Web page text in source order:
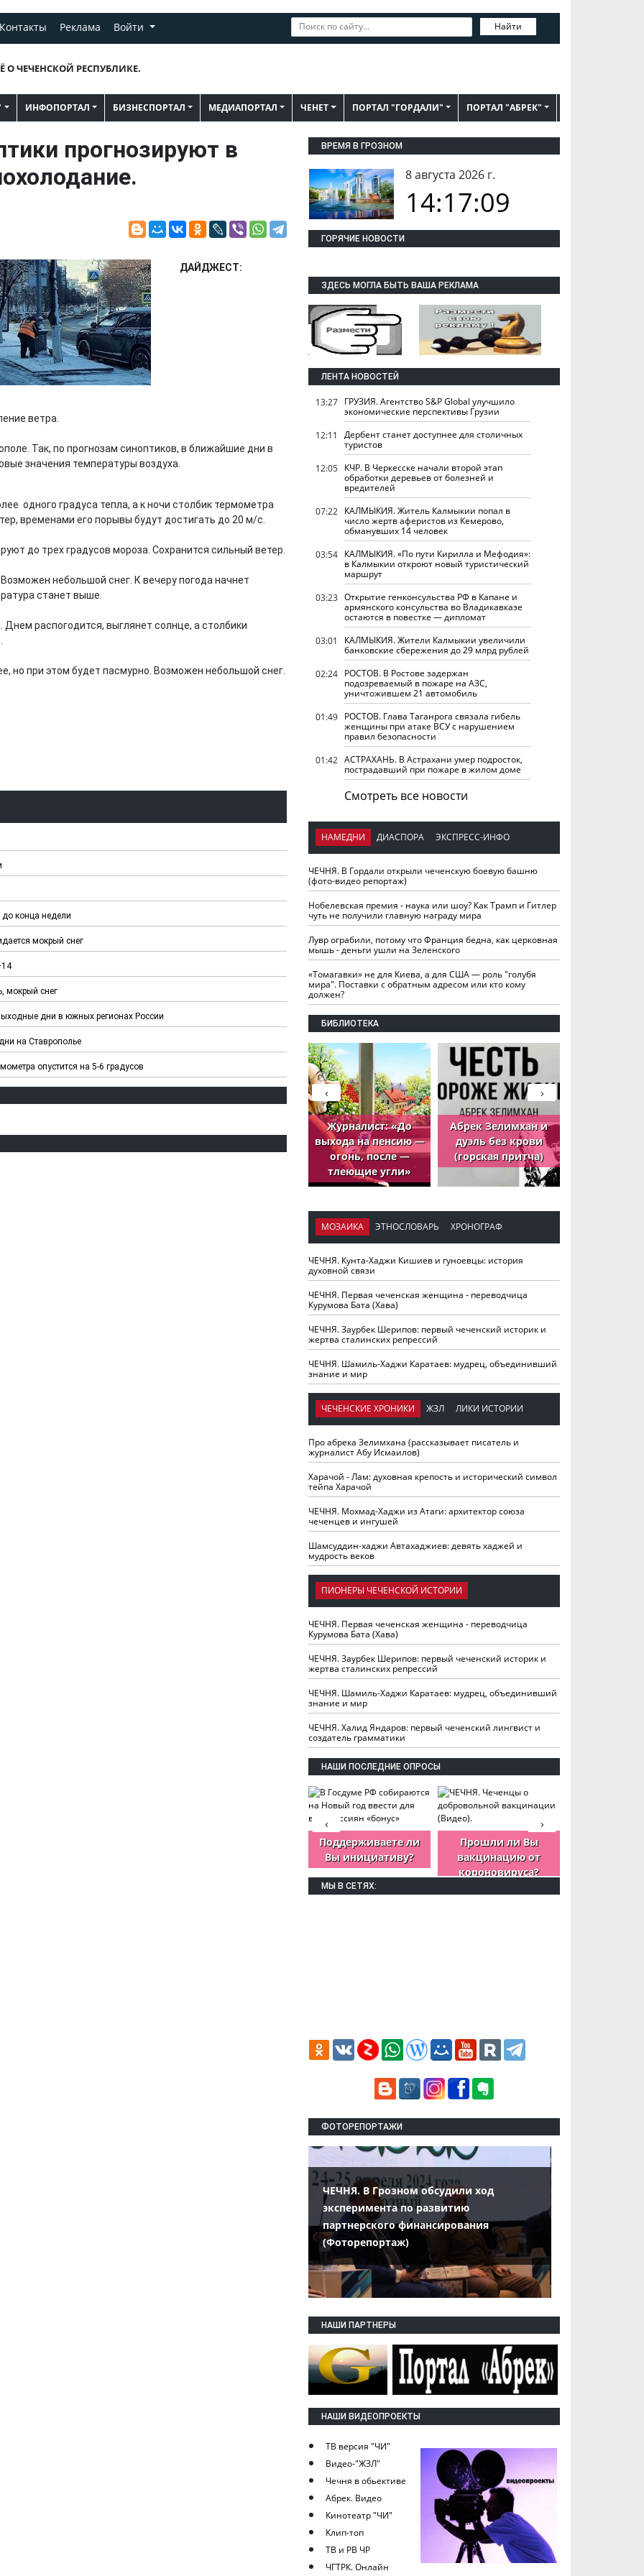
Контакты Реклама Войти Найти
О ЧЕЧЕНСКОЙ РЕСПУБЛИКЕ.
ИНФОПОРТАЛ БИЗНЕСПОРТАЛ МЕДИАПОРТАЛ ЧЕНЕТ ПОРТАЛ "ГОРДАЛИ" ПОРТАЛ "АБРЕК"
прогнозируют в
ДАЙДЖЕСТ:
ветра.
Так, по прогнозам синоптиков, в ближайшие дни в
значения температуры воздуха.
одного градуса тепла, а к ночи столбик термометра
временами его порывы будут достигать до 20 м/с.
до трех градусов мороза. Сохранится сильный ветер.
небольшой снег. К вечеру погода начнет
станет выше.
распогодится, выглянет солнце, а столбики
но при этом будет пасмурно. Возможен небольшой снег.
до конца недели
мокрый снег
мокрый снег
дни в южных регионах России
на Ставрополье
опустится на 5-6 градусов
ВРЕМЯ В ГРОЗНОМ
8 августа 2026 г.
14:17:10
ГОРЯЧИЕ НОВОСТИ
ЗДЕСЬ МОГЛА БЫТЬ ВАША РЕКЛАМА
ЛЕНТА НОВОСТЕЙ
13:27 ГРУЗИЯ. Агентство S&P Global улучшило
экономические перспективы Грузии
12:11
Дербент станет доступнее для столичных
туристов
12:05 КЧР. В Черкесске начали второй этап
обработки деревьев от болезней и
вредителей
07:22 КАЛМЫКИЯ. Житель Калмыкии попал в
число жертв аферистов из Кемерово,
обманувших 14 человек
03:54 КАЛМЫКИЯ. «По пути Кирилла и Мефодия»:
в Калмыкии откроют новый туристический
маршрут
03:23 Открытие генконсульства РФ в Капане и
армянского консульства во Владикавказе
остаются в повестке — дипломат
03:01
КАЛМЫКИЯ. Жители Калмыкии увеличили
банковские сбережения до 29 млрд рублей
02:24 РОСТОВ. В Ростове задержан
подозреваемый в пожаре на АЗС,
уничтожившем 21 автомобиль
01:49 РОСТОВ. Глава Таганрога связала гибель
женщины при атаке ВСУ с нарушением
правил безопасности
01:42 АСТРАХАНЬ. В Астрахани умер подросток,
пострадавший при пожаре в жилом доме
Смотреть все новости
НАМЕДНИ ДИАСПОРА ЭКСПРЕСС-ИНФО
ЧЕЧНЯ. В Гордали открыли чеченскую боевую башню
(фото-видео репортаж)
Нобелевская премия - наука или шоу? Как Трамп и Гитлер
чуть не получили главную награду мира
Лувр ограбили, потому что Франция бедна, как церковная
мышь - деньги ушли на Зеленского
«Томагавки» не для Киева, а для США — роль "голубя
мира". Поставки с обратным адресом или кто кому
должен?
БИБЛИОТЕКА
Журналист: «До
выхода на пенсию —
огонь, после —
тлеющие угли»
Абрек Зелимхан и
дуэль без крови
(горская притча)
›
‹
МОЗАИКА ЭТНОСЛОВАРЬ ХРОНОГРАФ
ЧЕЧНЯ. Кунта-Хаджи Кишиев и гуноевцы: история
духовной связи
ЧЕЧНЯ. Первая чеченская женщина - переводчица
Курумова Бата (Хава)
ЧЕЧНЯ. Заурбек Шерипов: первый чеченский историк и
жертва сталинских репрессий
ЧЕЧНЯ. Шамиль-Хаджи Каратаев: мудрец, объединивший
знание и мир
ЧЕЧЕНСКИЕ ХРОНИКИ ЖЗЛ ЛИКИ ИСТОРИИ
Про абрека Зелимхана (рассказывает писатель и
журналист Абу Исмаилов)
Харачой - Лам: духовная крепость и исторический символ
тейпа Харачой
ЧЕЧНЯ. Мохмад-Хаджи из Атаги: архитектор союза
чеченцев и ингушей
Шамсуддин-хаджи Автахаджиев: девять хаджей и
мудрость веков
ПИОНЕРЫ ЧЕЧЕНСКОЙ ИСТОРИИ
ЧЕЧНЯ. Первая чеченская женщина - переводчица
Курумова Бата (Хава)
ЧЕЧНЯ. Заурбек Шерипов: первый чеченский историк и
жертва сталинских репрессий
ЧЕЧНЯ. Шамиль-Хаджи Каратаев: мудрец, объединивший
знание и мир
ЧЕЧНЯ. Халид Яндаров: первый чеченский лингвист и
создатель грамматики
НАШИ ПОСЛЕДНИЕ ОПРОСЫ
Поддерживаете ли
Вы инициативу?
Прошли ли Вы
вакцинацию от
короновируса?
›
‹
МЫ В СЕТЯХ:
ФОТОРЕПОРТАЖИ
ЧЕЧНЯ. В Грозном обсудили ход
эксперимента по развитию
партнерского финансирования
(Фоторепортаж)
НАШИ ПАРТНЕРЫ
НАШИ ВИДЕОПРОЕКТЫ
ТВ версия "ЧИ"
Видео-"ЖЗЛ"
Чечня в обьективе
Абрек. Видео
Кинотеатр "ЧИ"
Клип-топ
ТВ и РВ ЧР
ЧГТРК. Онлайн